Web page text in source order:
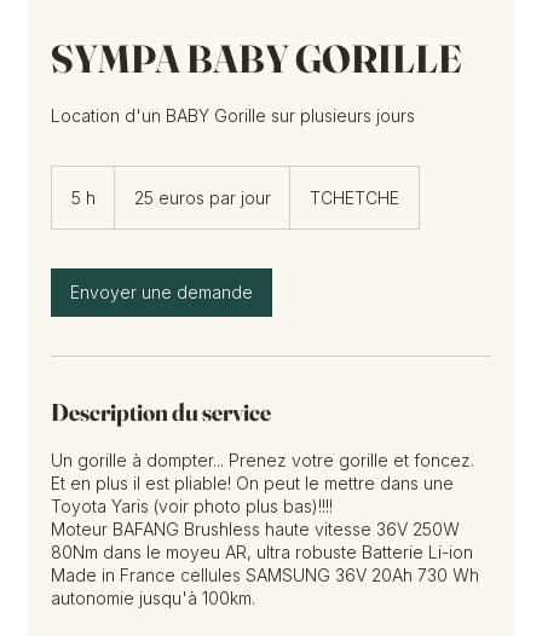
SYMPA BABY GORILLE
Location d'un BABY Gorille sur plusieurs jours
5 h 25 euros par jour TCHETCHE
Envoyer une demande
Description du service
Un gorille à dompter... Prenez votre gorille et foncez.
Et en plus il est pliable! On peut le mettre dans une
Toyota Yaris (voir photo plus bas)!!!!
Moteur BAFANG Brushless haute vitesse 36V 250W
80Nm dans le moyeu AR, ultra robuste Batterie Li-ion
Made in France cellules SAMSUNG 36V 20Ah 730 Wh
autonomie jusqu'à 100km.